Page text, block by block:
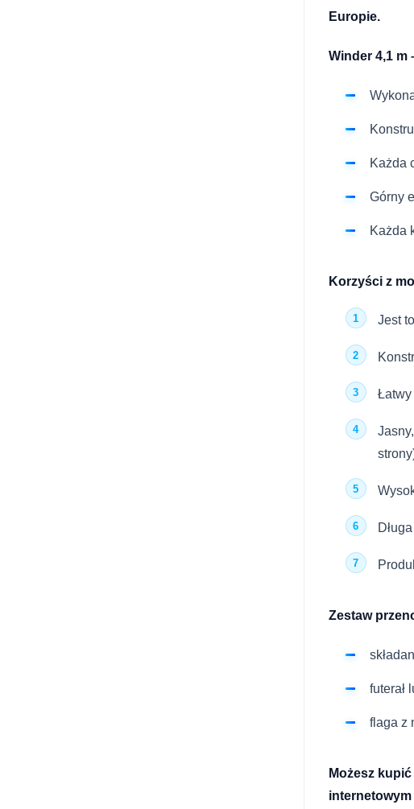
Europie.
Winder 4,1 m
Każda
Górny
Każda
Korzyści z
Jest
Łatwy
Zestaw
futerał
flaga z
Możesz